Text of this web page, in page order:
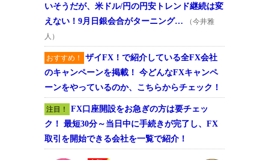
いそうだが、米ドル/円の円安トレンド継続は変
えない！9月日銀会合がターニング…
（今井雅
人）
おすすめ！
ザイFX！で紹介している全FX会社
のキャンペーンを掲載！ 今どんなFXキャンペ
ーンをやっているのか、こちらからチェック！
注目！
FX口座開設をお急ぎの方は要チェッ
ク！ 最短30分～当日中に手続きが完了し、FX
取引を開始できる会社を一覧で紹介！